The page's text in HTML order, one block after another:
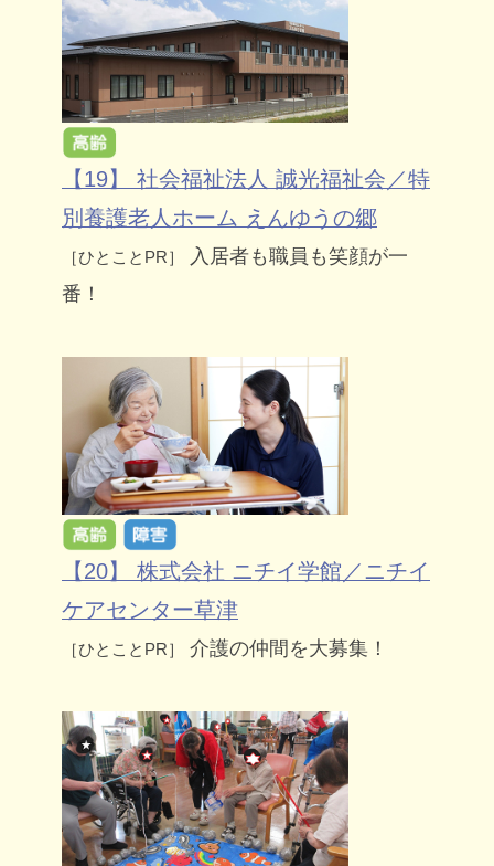
【19】 社会福祉法人 誠光福祉会／特
別養護老人ホーム えんゆうの郷
［ひとことPR］
入居者も職員も笑顔が一
番！
【20】 株式会社 ニチイ学館／ニチイ
ケアセンター草津
［ひとことPR］ 介護の仲間を大募集！